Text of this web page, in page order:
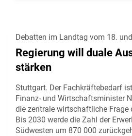
Debatten im Landtag vom 18.
Regierung will duale
stärken
Stuttgart. Der Fachkräftebedarf
Finanz- und Wirtschaftsminister
die zentrale wirtschaftliche Frage
Bis 2030 werde die Zahl der
Südwesten um 870 000